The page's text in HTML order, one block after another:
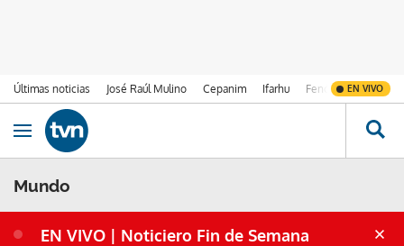
Últimas noticias José Raúl Mulino Cepanim Ifarhu Fenómeno de El
EN VIVO
Ir al contenido
Obrir navegació
Mundo
EN VIVO | Noticiero Fin de Semana